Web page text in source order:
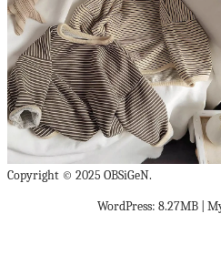
Copyright © 2025 OBSiGeN.
WordPress: 8.27MB |